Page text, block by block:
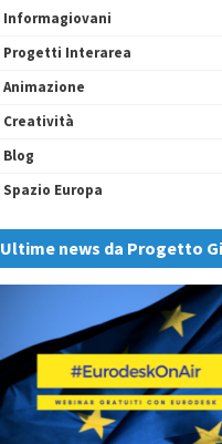
Informagiovani
Progetti Interarea
Animazione
Creatività
Blog
Spazio Europa
Ultime news da Progetto